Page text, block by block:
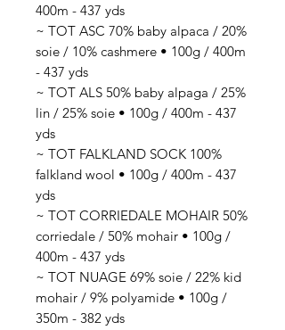
400m - 437 yds
~ TOT ASC 70% baby alpaca / 20%
soie / 10% cashmere • 100g / 400m
- 437 yds
~ TOT ALS 50% baby alpaga / 25%
lin / 25% soie • 100g / 400m - 437
yds
~ TOT FALKLAND SOCK 100%
falkland wool • 100g / 400m - 437
yds
~ TOT CORRIEDALE MOHAIR 50%
corriedale / 50% mohair • 100g /
400m - 437 yds
~ TOT NUAGE 69% soie / 22% kid
mohair / 9% polyamide • 100g /
350m - 382 yds